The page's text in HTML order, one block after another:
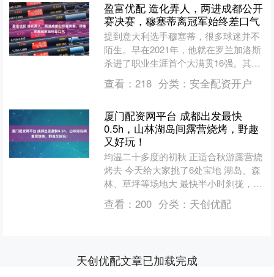
盈富优配 造化弄人，两进成都公开
赛决赛，穆塞蒂离冠军始终差口气
提到意大利选手穆塞蒂，很多球迷并不
陌生。早在2021年，他就在罗兰加洛斯
杀进了职业生涯首个大满贯16强。其
时，穆塞蒂的对手是塞尔维亚天王德约
科维奇。穆塞蒂先赢两....
查看： 218 分类： 安全配资开户
厦门配资网平台 成都出发最快
0.5h，山林湖岛间露营烧烤，野趣
又好玩！
均温二十多度的初秋 正适合秋游露营烧
烤去 今天给大家挑了6处宝地 湖岛、森
林、草坪等场地大 最快半小时刹拢，环
境巴适 双流·瞪羚湖 展开剩余94% 南门
出发只需....
查看： 200 分类： 天创优配
天创优配文章已加载完成